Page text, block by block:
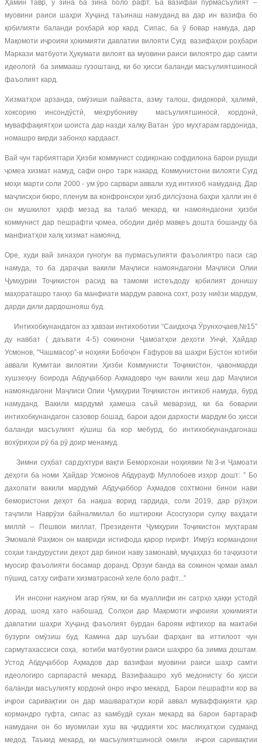
Ҳамин тавр, ӯ зина ба зина боло рафт. Ба вазифаи пурмасъулият –
муовини раиси шаҳри Хуҷанд таъинаш намуданд ва дар ин вазифа бо
қобилияти баланди роҳбарӣ кор кард. Сипас, ба ӯ бовар намуда, дар
Мақомоти иҷроияи ҳокимияти давлатии вилояти Суғд вазифаҳои роҳбари
Маркази матбуоти Ҳукумати вилоят ва муовини раиси вилоятро дар самти
идеологӣ ба зиммааш гузоштанд, ки бо ҳисси баланди масъулиятшиносӣ
фаъолият кард.
Хизматҳои арзанда, омӯзиши пайваста, азму талош, фидокорӣ, ҳалимӣ,
хоксорию инсондӯстӣ, меҳрубониву масъулиятшиносӣ, кордонӣ,
муваффақиятҳои шоиста дар назди халқу Ватан ӯро муҳтарам гардонида,
номашро вирди забонҳо кардааст.
Вай чун тарбиятгари Ҳизби коммунист содиқонаю софдилона барои рушди
ҷомеа хизмат намуд, сафи онро тарк накард. Коммунистони вилояти Суғд
моҳи марти соли 2000 - ум ӯро сарвари аввали худ интихоб намуданд. Дар
маҷлисҳои бюро, пленум ва конфронсҳои ҳизб дилсӯзона баҳри ҳалли ин ё
он мушкилот ҳарф мезад ва талаб мекард, ки намояндагони ҳизби
коммунист дар пешрафти ҷомеа, ободии диёр мавқеъ дошта бошанду ба
манфиатҳои халқ хизмат намоянд.
Оре, худи вай зинаҳои гуногун ва пурмасъулияти фаъолиятро паси сар
намуда, то ба дараҷаи вакили Маҷлиси намояндагони Маҷлиси Олии
Ҷумҳурии Тоҷикистон расид ва тамоми истеъдоду қобилият донишу
маҳораташро танҳо ба манфиати мардум равона сохт, розу ниёзи мардум,
дарди дили дардошнояш буд.
Интихобкунандагон аз ҳавзаи интихоботии “Саидхоҷа Ӯрунхоҷаев,№15”
ду навбат ( даъвати 4-5) сокинони Ҷамоатҳои деҳоти Унҷӣ, Ҳайдар
Усмонов, “Чашмасор”-и ноҳияи Бобоҷон Ғафуров ва шаҳри Бӯстон котиби
аввали Кумитаи вилоятии Ҳизби Коммунисти Тоҷикистон, ҷавонмарди
хушзеҳну боирода Абдуҷаббор Аҳмадовро чун вакили хеш дар Маҷлиси
намояндагони Маҷлиси Олии Ҷумҳурии Тоҷикистон интихоб намуда, бурд
намуданд. Вакили мардумӣ ҳамеша саъй меварзид, ки ба боварии
интихобкунандагон сазовор бошад, барои адои дархости мардум бо ҳисси
баланди масъулият кӯшиш ба кор мебурд, бо интихобкунандагонаш
вохӯриҳои рӯ ба рӯ доир менамуд.
Зимни суҳбат сардухтури вақти Беморхонаи ноҳиявии №3-и Ҷамоати
деҳоти ба номи Ҳайдар Усмонов Абдурауф Муллобоев изҳор дошт: ” Бо
дахолати вакили мардумӣ Абдуҷаббор Аҳмадов сохтмони бинои нави
бемористони деҳот ба нақша ворид гардида, соли 2019, дар рӯзҳои
таҷлили Наврӯзи байналмилал бо иштироки Асосгузори сулҳу ваҳдати
миллӣ – Пешвои миллат, Президенти Ҷумҳурии Тоҷикистон муҳтарам
Эмомалӣ Раҳмон он мавриди истифода қарор гирифт. Имрӯз кормандони
соҳаи тандурустии деҳот дар бинои наву замонавӣ, муҷаҳҳаз бо таҷҳизоти
муосир фаъолияти босамар доранд. Орзуи банда ва сокинон ҷомаи амал
пӯшид, сатҳу сифати хизматрасонӣ хеле боло рафт...”
Ин инсони накуном агар гӯям, ки ба муаллифи ин сатрҳо ҳаққи устодӣ
дорад, шояд хато набошад. Солҳои дар Мақомоти иҷроияи ҳокимияти
давлатии шаҳри Хуҷанд фаъолият бурдан бароям ифтихор ва мактаби
бузурги омӯзиш буд. Камина дар шуъбаи фарҳанг ва иттилоот чун
сармутахассиси соҳа, котиби матбуотии раиси шаҳрро ба зимма доштам.
Устод Абдуҷаббор Аҳмадов дар вазифаи муовини раиси шаҳр самти
идеологиро сарпарастӣ мекард. Вазифаашро хуб медонисту бо ҳисси
баланди масъулияту кордонӣ онро иҷро мекард, Барои пешрафти кор ва
иҷрои саривақтии он дар машваратҳои корӣ аввал муваффақияти ҳар
кормандро гуфта, сипас аз камбудӣ сухан мекард ва барои бартараф
намудани он бо муомилаи хуш ва ҷиддияти хос маслиҳатҳои судманд
медод. Таъкид мекард, ки масъулиятшиносӣ омили иҷрои саривақтии